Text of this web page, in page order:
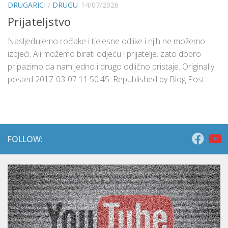
DRUGARICI / DRUGU 14/07/2026
Prijateljstvo
Nasljeđujemo rođake i tjelesne odlike i njih ne možemo
izbjeći. Ali možemo birati odjeću i prijatelje. zato dobro
pripazimo da nam jedno i drugo odlično pristaje. Originally
posted 2017-03-07 11:50:45. Republished by Blog Post...
FOLLOW: